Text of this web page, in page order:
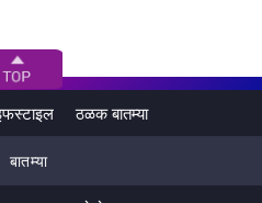
ठळक बातम्या
बातम्या